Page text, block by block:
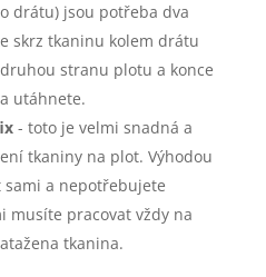
drátu) jsou potřeba dva
skrz tkaninu kolem drátu
stranu plotu a konce
utáhnete.
- toto je velmi snadná a
tkaniny na plot. Výhodou
sami a nepotřebujete
musíte pracovat vždy na
tkanina.